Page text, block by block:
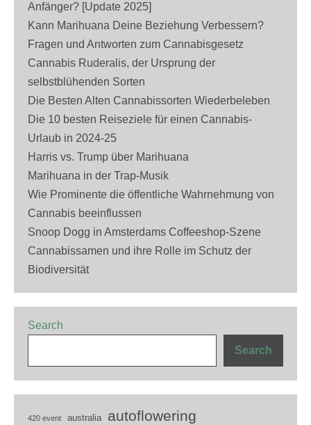
Anfänger? [Update 2025]
Kann Marihuana Deine Beziehung Verbessern?
Fragen und Antworten zum Cannabisgesetz
Cannabis Ruderalis, der Ursprung der
selbstblühenden Sorten
Die Besten Alten Cannabissorten Wiederbeleben
Die 10 besten Reiseziele für einen Cannabis-
Urlaub in 2024-25
Harris vs. Trump über Marihuana
Marihuana in der Trap-Musik
Wie Prominente die öffentliche Wahrnehmung von
Cannabis beeinflussen
Snoop Dogg in Amsterdams Coffeeshop-Szene
Cannabissamen und ihre Rolle im Schutz der
Biodiversität
Search
Search
420 event australia autoflowering